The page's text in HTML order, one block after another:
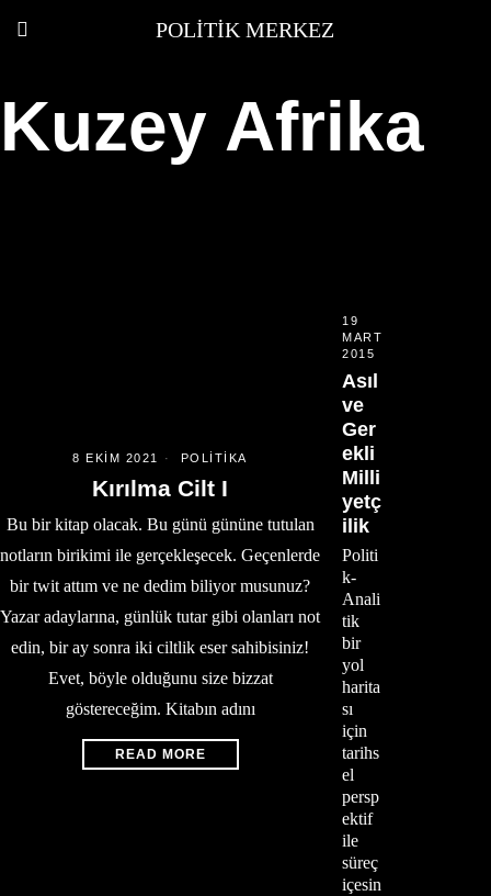
POLITIK MERKEZ
Kuzey Afrika
8 EKIM 2021 POLITIKA
Kırılma Cilt I
Bu bir kitap olacak. Bu günü gününe tutulan
notların birikimi ile gerçekleşecek. Geçenlerde
bir twit attım ve ne dedim biliyor musunuz?
Yazar adaylarına, günlük tutar gibi olanları not
edin, bir ay sonra iki ciltlik eser sahibisiniz!
Evet, böyle olduğunu size bizzat
göstereceğim. Kitabın adını
READ MORE
19
MART
2015
Asıl
ve
Ger
ekli
Milli
yetç
ilik
Politi
k-
Anali
tik
bir
yol
harita
sı
için
tarihs
el
persp
ektif
ile
süreç
içesin